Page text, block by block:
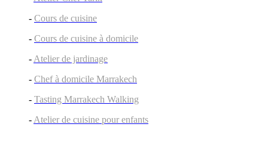
- Cours de cuisine
- Cours de cuisine à domicile
- Atelier de jardinage
- Chef à domicile Marrakech
- Tasting Marrakech Walking
- Atelier de cuisine pour enfants